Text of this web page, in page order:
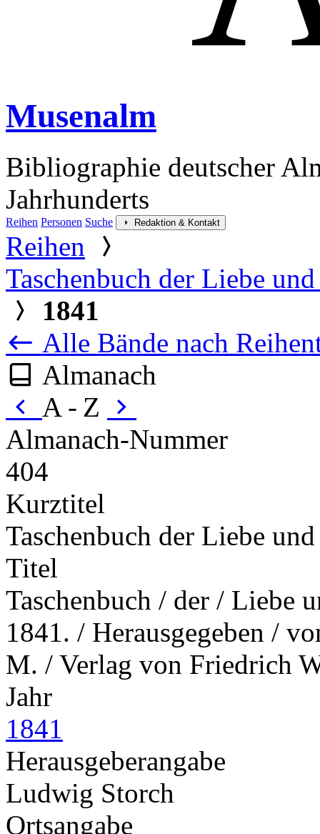
Musenalm
Bibliographie deutscher
Jahrhunderts
Reihen Personen Suche Redaktion & Kontakt
Reihen
Taschenbuch der Liebe
1841
Alle Bände nach
Almanach
A - Z
Almanach-Nummer
404
Kurztitel
Taschenbuch der Liebe
Titel
Taschenbuch / der / Liebe
1841. / Herausgegeben /
M. / Verlag von Friedrich
Jahr
1841
Herausgeberangabe
Ludwig Storch
Ortsangabe